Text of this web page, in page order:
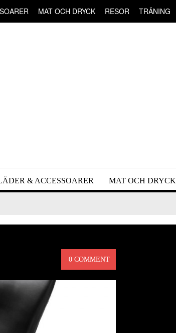
MAT OCH DRYCK RESOR TRÄNING
& ACCESSOARER MAT OCH DRYCK
0 COMMENT